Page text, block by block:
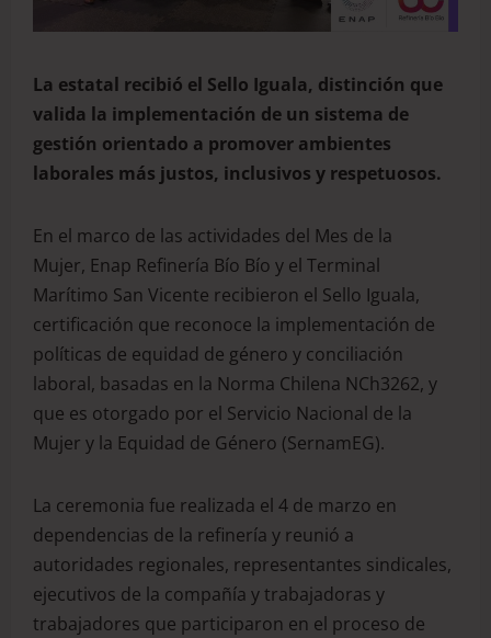
La estatal recibió el Sello Iguala, distinción que
valida la implementación de un sistema de
gestión orientado a promover ambientes
laborales más justos, inclusivos y respetuosos.
En el marco de las actividades del Mes de la
Mujer, Enap Refinería Bío Bío y el Terminal
Marítimo San Vicente recibieron el Sello Iguala,
certificación que reconoce la implementación de
políticas de equidad de género y conciliación
laboral, basadas en la Norma Chilena NCh3262, y
que es otorgado por el Servicio Nacional de la
Mujer y la Equidad de Género (SernamEG).
La ceremonia fue realizada el 4 de marzo en
dependencias de la refinería y reunió a
autoridades regionales, representantes sindicales,
ejecutivos de la compañía y trabajadoras y
trabajadores que participaron en el proceso de